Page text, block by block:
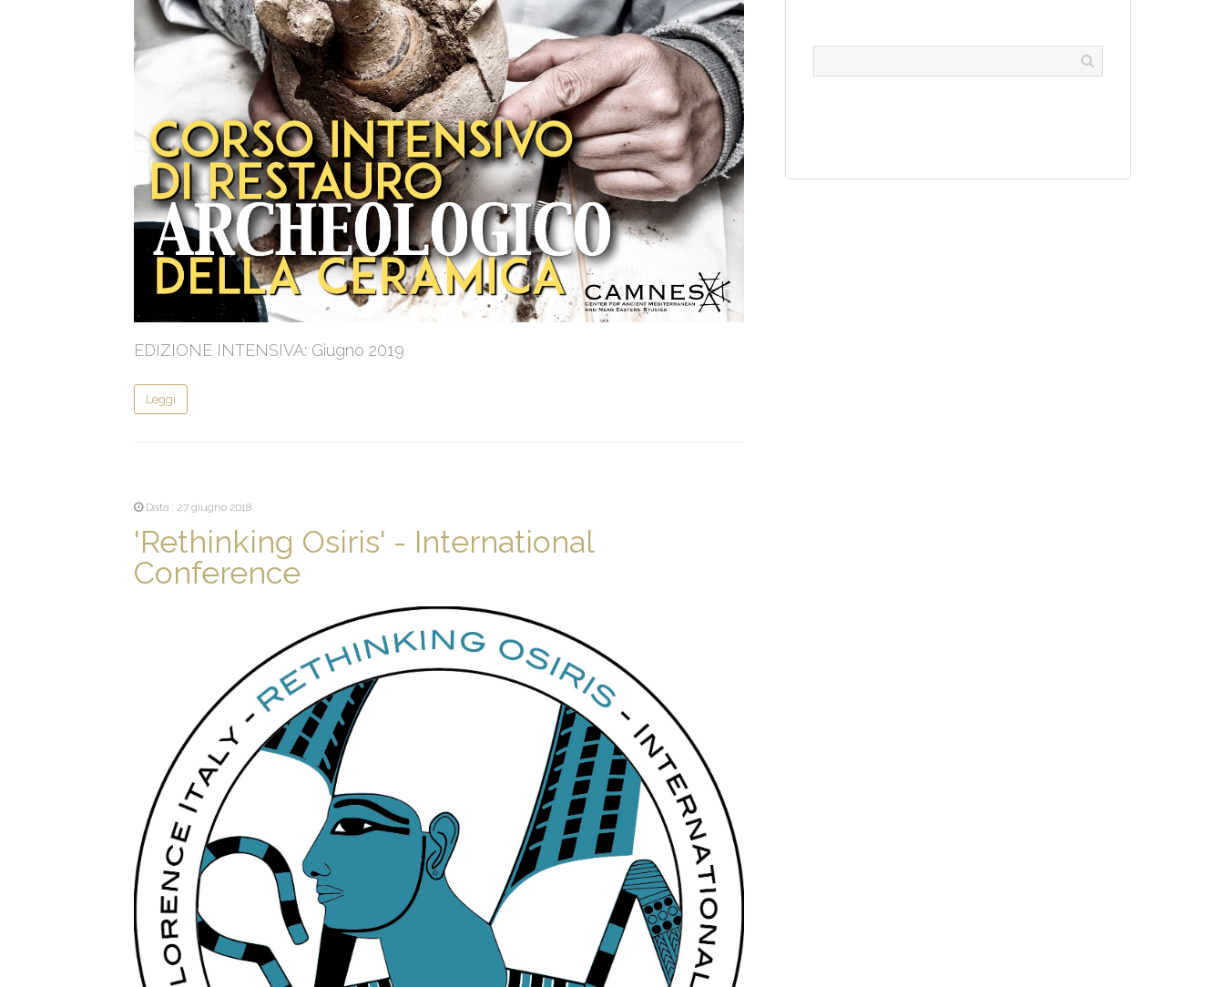
EDIZIONE INTENSIVA: Giugno 2019
Leggi
Data : 27 giugno 2018
'Rethinking Osiris' - International
Conference